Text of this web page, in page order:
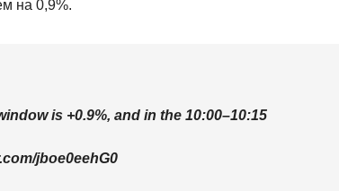
на 0,9%.
is +0.9%, and in the 10:00–10:15
jboe0eehG0